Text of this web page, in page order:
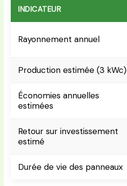
INDICATEUR
Rayonnement annuel
Production estimée (3 kWc)
Économies annuelles
estimées
Retour sur investissement
estimé
Durée de vie des panneaux